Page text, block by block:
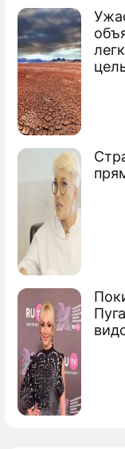
Шепелев о
надежду